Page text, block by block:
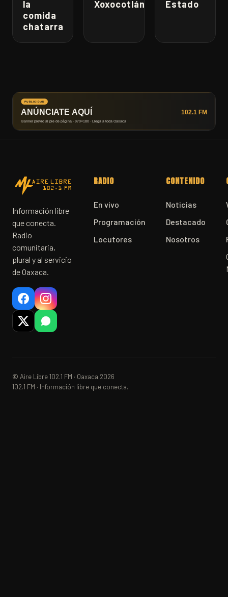
la
comida
chatarra
Xoxocotlán Estado
Información libre
que conecta.
Radio
comunitaria,
plural y al servicio
de Oaxaca.
RADIO
En vivo
Programación
Locutores
CONTENIDO
Noticias
Destacado
Nosotros
© Aire Libre 102.1 FM · Oaxaca 2026
102.1 FM · Información libre que conecta.